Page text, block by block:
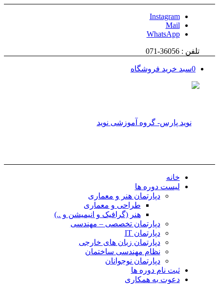
Instagram
Mail
WhatsApp
تلفن : 36056-071
0سبد خرید فروشگاه
خانه
لیست دوره ها
دپارتمان هنر و معماری
طراحی و معماری
هنر (گرافیک و انیمیشن و ..)
دپارتمان تخصصی – مهندسی
دپارتمان IT
دپارتمان زبان های خارجی
نظام مهندسی ساختمان
دپارتمان نوجوانان
ثبت نام دوره ها
دعوت به همکاری